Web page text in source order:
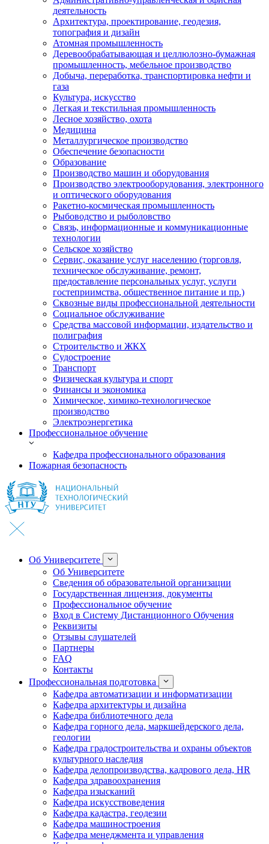
деятельность
Архитектура, проектирование, геодезия,
топография и дизайн
Атомная промышленность
Деревообрабатывающая и целлюлозно-бумажная
промышленность, мебельное производство
Добыча, переработка, транспортировка нефти и
газа
Культура, искусство
Легкая и текстильная промышленность
Лесное хозяйство, охота
Медицина
Металлургическое производство
Обеспечение безопасности
Образование
Производство машин и оборудования
Производство электрооборудования, электронного
и оптического оборудования
Ракетно-космическая промышленность
Рыбоводство и рыболовство
Связь, информационные и коммуникационные
технологии
Сельское хозяйство
Сервис, оказание услуг населению (торговля,
техническое обслуживание, ремонт,
предоставление персональных услуг, услуги
гостеприимства, общественное питание и пр.)
Сквозные виды профессиональной деятельности
Социальное обслуживание
Средства массовой информации, издательство и
полиграфия
Строительство и ЖКХ
Судостроение
Транспорт
Физическая культура и спорт
Финансы и экономика
Химическое, химико-технологическое
производство
Электроэнергетика
Профессиональное обучение
Кафедра профессионального образования
Пожарная безопасность
Об Университете
Об Университете
Сведения об образовательной организации
Государственная лицензия, документы
Профессиональное обучение
Вход в Систему Дистанционного Обучения
Реквизиты
Отзывы слушателей
Партнеры
FAQ
Контакты
Профессиональная подготовка
Кафедра автоматизации и информатизации
Кафедра архитектуры и дизайна
Кафедра библиотечного дела
Кафедра горного дела, маркшейдерского дела,
геологии
Кафедра градостроительства и охраны объектов
культурного наследия
Кафедра делопроизводства, кадрового дела, HR
Кафедра здравоохранения
Кафедра изысканий
Кафедра искусствоведения
Кафедра кадастра, геодезии
Кафедра машиностроения
Кафедра менеджмента и управления